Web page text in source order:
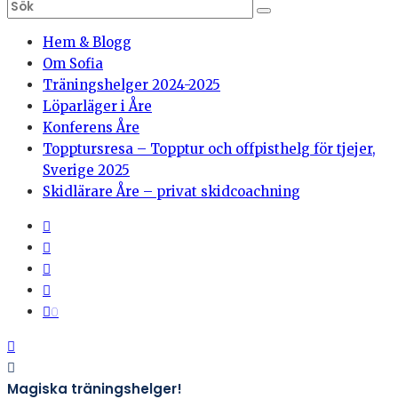
Hem & Blogg
Om Sofia
Träningshelger 2024-2025
Löparläger i Åre
Konferens Åre
Topptursresa – Topptur och offpisthelg för tjejer,
Sverige 2025
Skidlärare Åre – privat skidcoachning
0
Magiska träningshelger!